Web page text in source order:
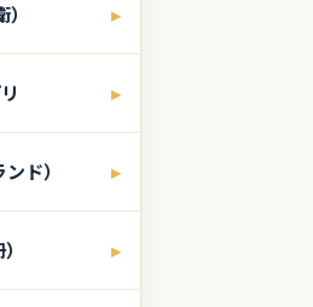
▸
▸
ド） ▸
▸